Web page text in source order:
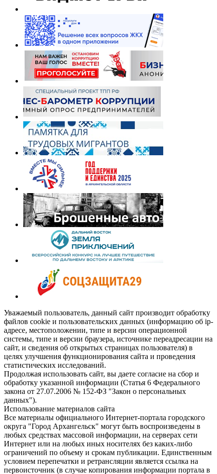
Уважаемый пользователь, данный сайт производит обработку
файлов cookie и пользовательских данных (информацию об ip-
адресе, местоположении, типе и версии операционной
системы, типе и версии браузера, источнике переадресации на
сайт, и сведения об открытых страницах пользователя) в
целях улучшения функционирования сайта и проведения
статистических исследований.
Продолжая использовать сайт, вы даете согласие на сбор и
обработку указанной информации (Статья 6 Федерального
закона от 27.07.2006 № 152-ФЗ "Закон о персональных
данных").
Использование материалов сайта
Все материалы официального Интернет-портала городского
округа "Город Архангельск" могут быть воспроизведены в
любых средствах массовой информации, на серверах сети
Интернет или на любых иных носителях без каких-либо
ограничений по объему и срокам публикации. Единственным
условием перепечатки и ретрансляции является ссылка на
первоисточник (в случае копирования информации портала в